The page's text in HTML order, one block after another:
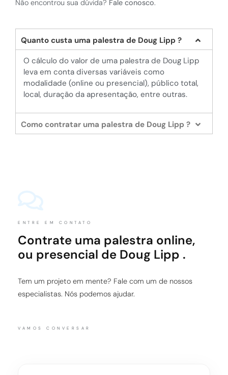
Não encontrou sua dúvida? Fale conosco.
Quanto custa uma palestra de Doug Lipp ?
O cálculo do valor de uma palestra de Doug Lipp
leva em conta diversas variáveis como
modalidade (online ou presencial), público total,
local, duração da apresentação, entre outras.
Como contratar uma palestra de Doug Lipp ?
ENTRE EM CONTATO
Contrate uma palestra online,
ou presencial de Doug Lipp .
Tem um projeto em mente? Fale com um de nossos
especialistas. Nós podemos ajudar.
VAMOS CONVERSAR